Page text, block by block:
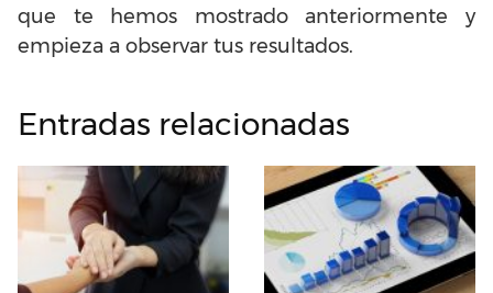
que te hemos mostrado anteriormente y
empieza a observar tus resultados.
Entradas relacionadas